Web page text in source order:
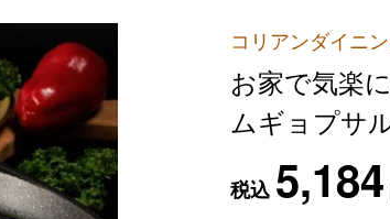
コリアンダイニ
お家で気楽
ムギョプサ
税込5,184